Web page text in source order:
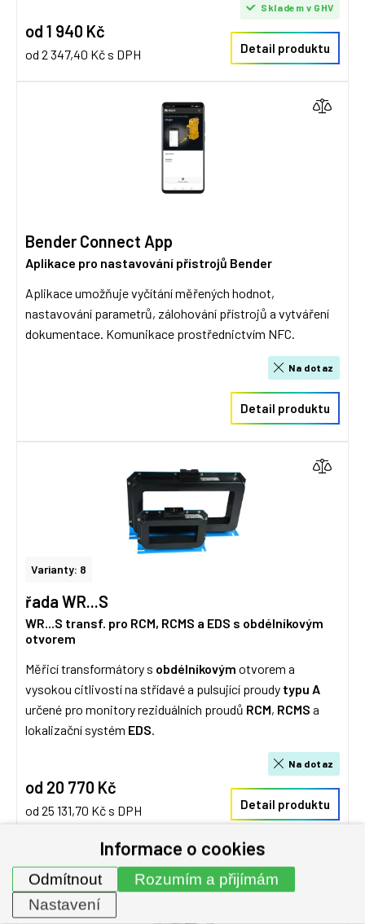
od 1 940 Kč
od 2 347,40 Kč s DPH
Skladem v GHV
Detail produktu
Bender Connect App
Aplikace pro nastavování přístrojů Bender
Aplikace umožňuje vyčítání měřených hodnot,
nastavování parametrů, zálohování přístrojů a vytváření
dokumentace. Komunikace prostřednictvím NFC.
Na dotaz
Detail produktu
Varianty: 8
řada WR...S
WR...S transf. pro RCM, RCMS a EDS s obdélníkovým
otvorem
Měřicí transformátory s obdélníkovým otvorem a
vysokou citlivostí na střídavé a pulsující proudy typu A
určené pro monitory reziduálních proudů RCM, RCMS a
lokalizační systém EDS
od 20 770 Kč
od 25 131,70 Kč s DPH
Na dotaz
Detail produktu
Informace o cookies
Rozumím a přijímám
Odmítnout
Nastavení